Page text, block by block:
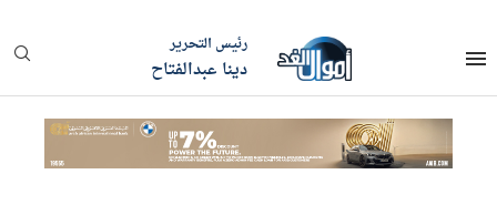
رئيس التحرير
دينا عبدالفتاح